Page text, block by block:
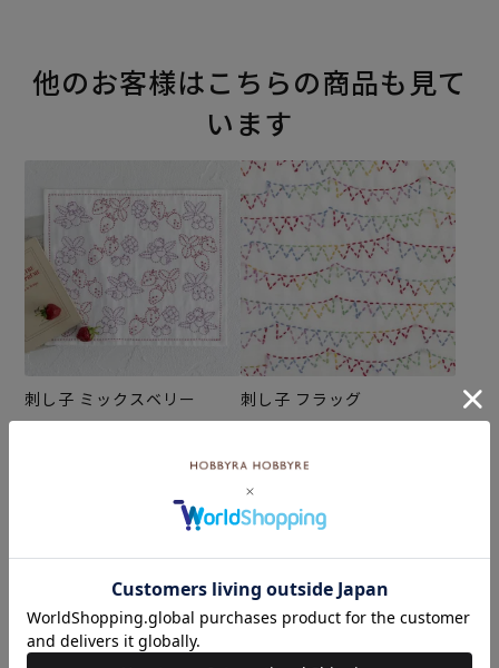
他のお客様はこちらの商品も見て
います
刺し子 ミックスベリー 刺し子 フラッグ